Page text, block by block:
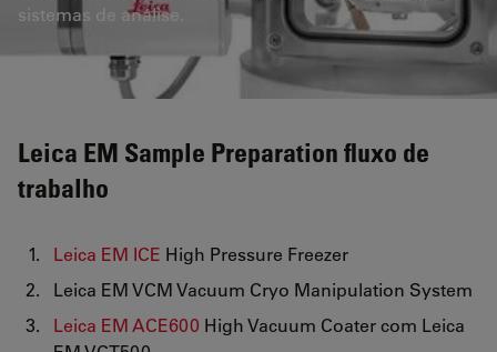
sistemas de análise.
Leica EM Sample Preparation fluxo de
trabalho
Leica EM ICE High Pressure Freezer
Leica EM VCM Vacuum Cryo Manipulation System
Leica EM ACE600 High Vacuum Coater com Leica